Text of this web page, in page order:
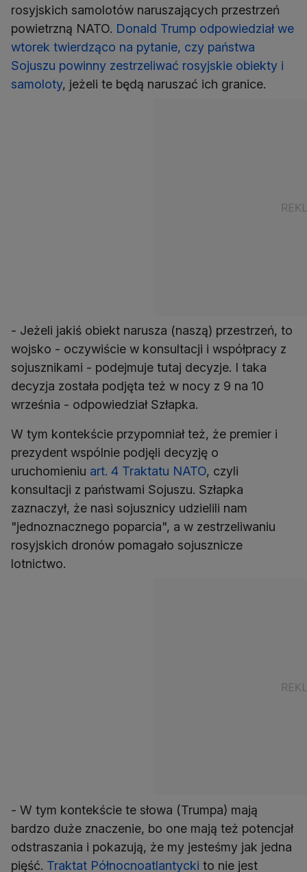
rosyjskich samolotów naruszających przestrzeń
powietrzną NATO. Donald Trump odpowiedział we
wtorek twierdząco na pytanie, czy państwa
Sojuszu powinny zestrzeliwać rosyjskie obiekty i
samoloty, jeżeli te będą naruszać ich granice.
- Jeżeli jakiś obiekt narusza (naszą) przestrzeń, to
wojsko - oczywiście w konsultacji i współpracy z
sojusznikami - podejmuje tutaj decyzje. I taka
decyzja została podjęta też w nocy z 9 na 10
września - odpowiedział Szłapka.
W tym kontekście przypomniał też, że premier i
prezydent wspólnie podjęli decyzję o
uruchomieniu art. 4 Traktatu NATO, czyli
konsultacji z państwami Sojuszu. Szłapka
zaznaczył, że nasi sojusznicy udzielili nam
"jednoznacznego poparcia", a w zestrzeliwaniu
rosyjskich dronów pomagało sojusznicze
lotnictwo.
- W tym kontekście te słowa (Trumpa) mają
bardzo duże znaczenie, bo one mają też potencjał
odstraszania i pokazują, że my jesteśmy jak jedna
pięść. Traktat Północnoatlantycki to nie jest